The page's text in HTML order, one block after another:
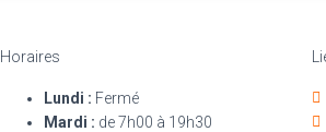
Horaires
Lundi : Fermé
Mardi : de 7h00 à 19h30